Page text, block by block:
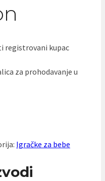
registrovani kupac
za prohodavanje u
Igračke za bebe